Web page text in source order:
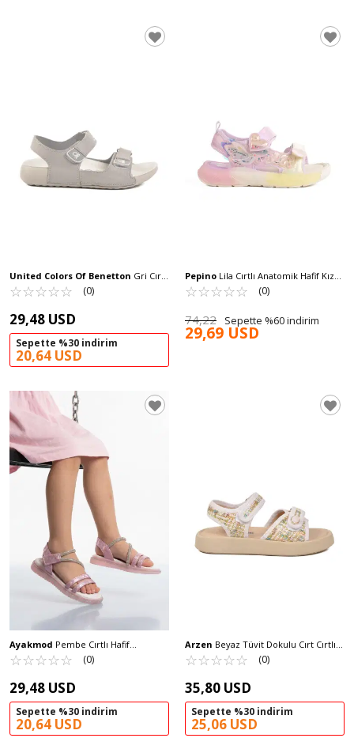
United Colors Of Benetton Gri Cırtlı
Hafif Kız Çocuk Sandalet BN-1419 F
☆☆☆☆☆
★★★★★ (0)
29,48 USD
Sepette %30 indirim
20,64 USD
Pepino Lila Cırtlı Anatomik Hafif Kız
Çocuk Sandalet 1946 F
☆☆☆☆☆
★★★★★ (0)
74,22 Sepette %60 indirim
29,69 USD
Ayakmod Pembe Cırtlı Hafif
Ortopedik Kız Çocuk Sandalet 26A94 F
☆☆☆☆☆
★★★★★ (0)
29,48 USD
Sepette %30 indirim
20,64 USD
Arzen Beyaz Tüvit Dokulu Cırt Cırtlı
Platform Taban Ortopedik Kız Çocuk
Sandalet 26A20
☆☆☆☆☆
★★★★★ (0)
35,80 USD
Sepette %30 indirim
25,06 USD